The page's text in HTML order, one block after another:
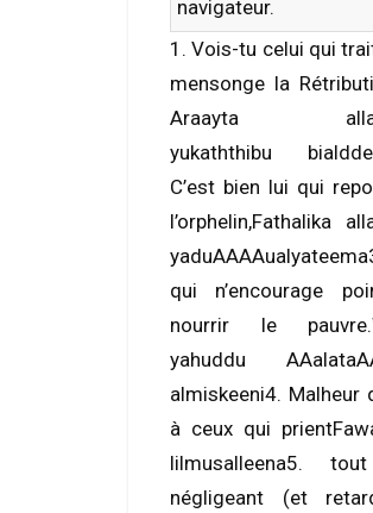
navigateur.
1. Vois-tu celui qui
mensonge la
Araayta
yukaththibu
C’est bien lui qui
l’orphelin,Fathalika
qui n’encourage
nourrir le
yahuddu
almiskeeni4. Malheur
à ceux qui
lilmusalleena5.
négligeant (et